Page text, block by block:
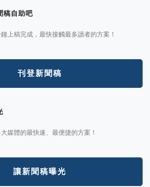
稿自助吧
上稿完成，最快接觸最多讀者的方案！
刊登新聞稿
媒體的最快速、最便捷的方案！
讓新聞稿曝光